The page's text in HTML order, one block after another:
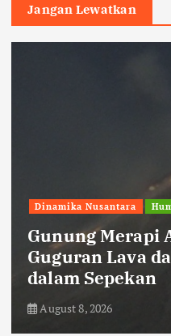
Jangan Lewatkan
Dinamika Nusantara
Gunung Merapi
Guguran Lava
dalam Sepekan
August 8, 2026